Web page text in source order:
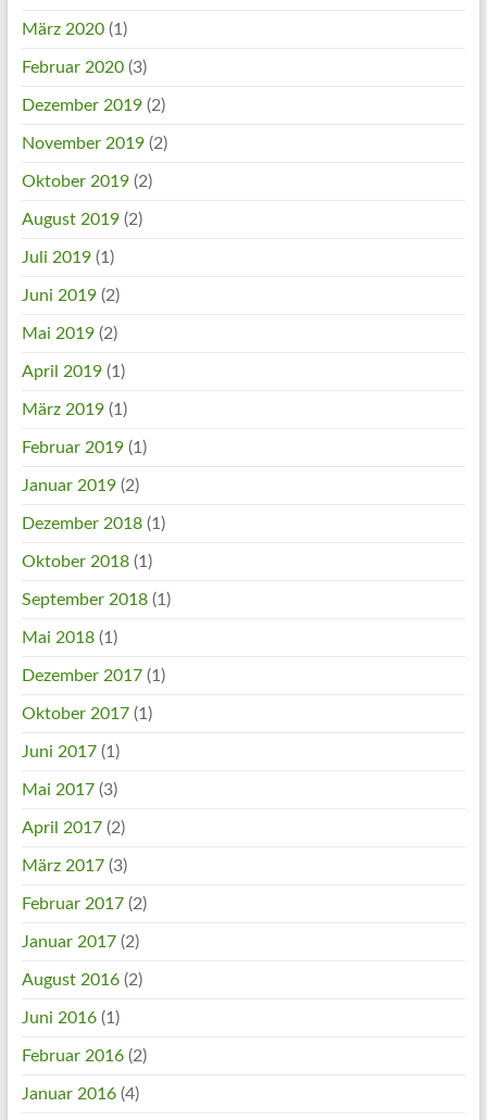
März 2020(1)
Februar 2020(3)
Dezember 2019(2)
November 2019(2)
Oktober 2019(2)
August 2019(2)
Juli 2019(1)
Juni 2019(2)
Mai 2019(2)
April 2019(1)
März 2019(1)
Februar 2019(1)
Januar 2019(2)
Dezember 2018(1)
Oktober 2018(1)
September 2018(1)
Mai 2018(1)
Dezember 2017(1)
Oktober 2017(1)
Juni 2017(1)
Mai 2017(3)
April 2017(2)
März 2017(3)
Februar 2017(2)
Januar 2017(2)
August 2016(2)
Juni 2016(1)
Februar 2016(2)
Januar 2016(4)